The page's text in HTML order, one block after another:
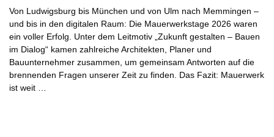
Von Ludwigsburg bis München und von Ulm nach Memmingen –
und bis in den digitalen Raum: Die Mauerwerkstage 2026 waren
ein voller Erfolg. Unter dem Leitmotiv „Zukunft gestalten – Bauen
im Dialog“ kamen zahlreiche Architekten, Planer und
Bauunternehmer zusammen, um gemeinsam Antworten auf die
brennenden Fragen unserer Zeit zu finden. Das Fazit: Mauerwerk
ist weit …